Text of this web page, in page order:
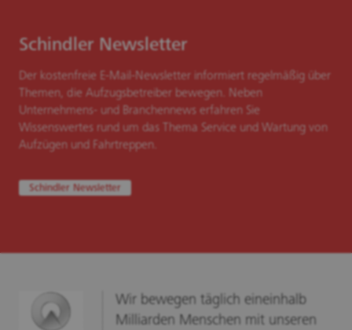
Schindler Newsletter
Der kostenfreie E-Mail-Newsletter informiert regelmäßig über
Themen, die Aufzugsbetreiber bewegen. Neben
Unternehmens- und Branchennews erfahren Sie
Wissenswertes rund um das Thema Service und Wartung von
Aufzügen und Fahrtreppen.
Schindler Newsletter
Wir bewegen täglich eineinhalb
Milliarden Menschen mit unseren